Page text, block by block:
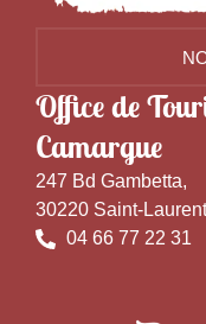
Office de
Camargue
247 Bd Gambetta,
30220 Saint-
04 66 77 22 31